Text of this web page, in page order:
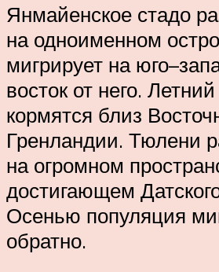
Янмайенское стадо
на одноименном
мигрирует на
восток от него.
кормятся близ
Гренландии. Тюлени
на огромном
достигающем
Осенью популяция
обратно.